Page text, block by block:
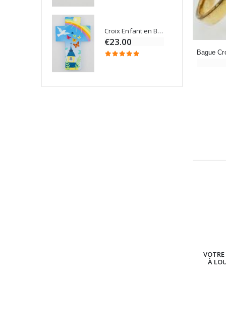
Croix Enfant en Bois Eglise Papillons et Arc-en-ciel 15 cm
€23.00
VOTRE
À